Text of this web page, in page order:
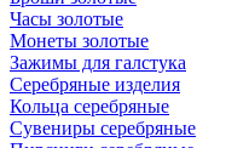
Часы золотые
Монеты золотые
Зажимы для галстука
Серебряные изделия
Кольца серебряные
Сувениры серебряные